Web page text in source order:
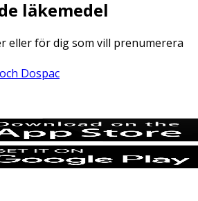
läkemedel
eller för dig som vill prenumerera
Dospac